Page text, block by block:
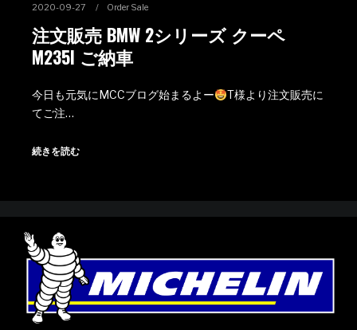
2020-09-27 Order Sale
注文販売 BMW 2シリーズ クーペ
M235I ご納車
今日も元気にMCCブログ始まるよー
T様より注文販売に
てご注…
続きを読む